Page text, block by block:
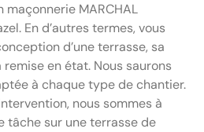
MARCHAL
En d’autres termes, vous
d’une terrasse, sa
en état. Nous saurons
à chaque type de chantier.
nous sommes à
tâche sur une terrasse de